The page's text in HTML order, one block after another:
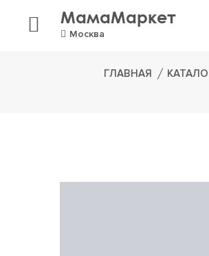
МамаМаркет
Москва
ГЛАВНАЯ